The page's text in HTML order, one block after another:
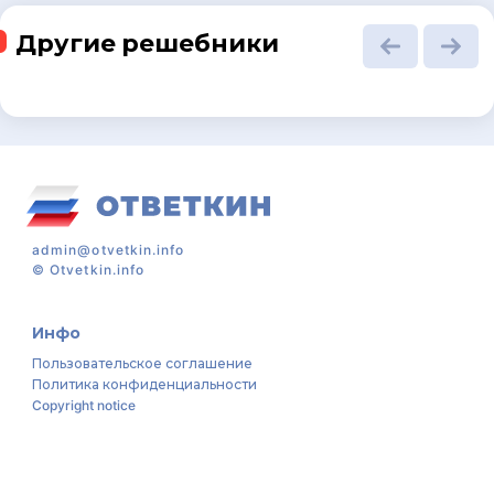
Другие решебники
admin@otvetkin.info
©Otvetkin.info
Инфо
Пользовательское соглашение
Политика конфиденциальности
Copyright notice